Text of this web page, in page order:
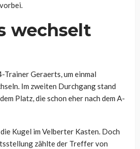
wechselt
Trainer Geraerts, um einmal
Im zweiten Durchgang stand
Platz, die schon eher nach dem A-
Kugel im Velberter Kasten. Doch
zählte der Treffer von